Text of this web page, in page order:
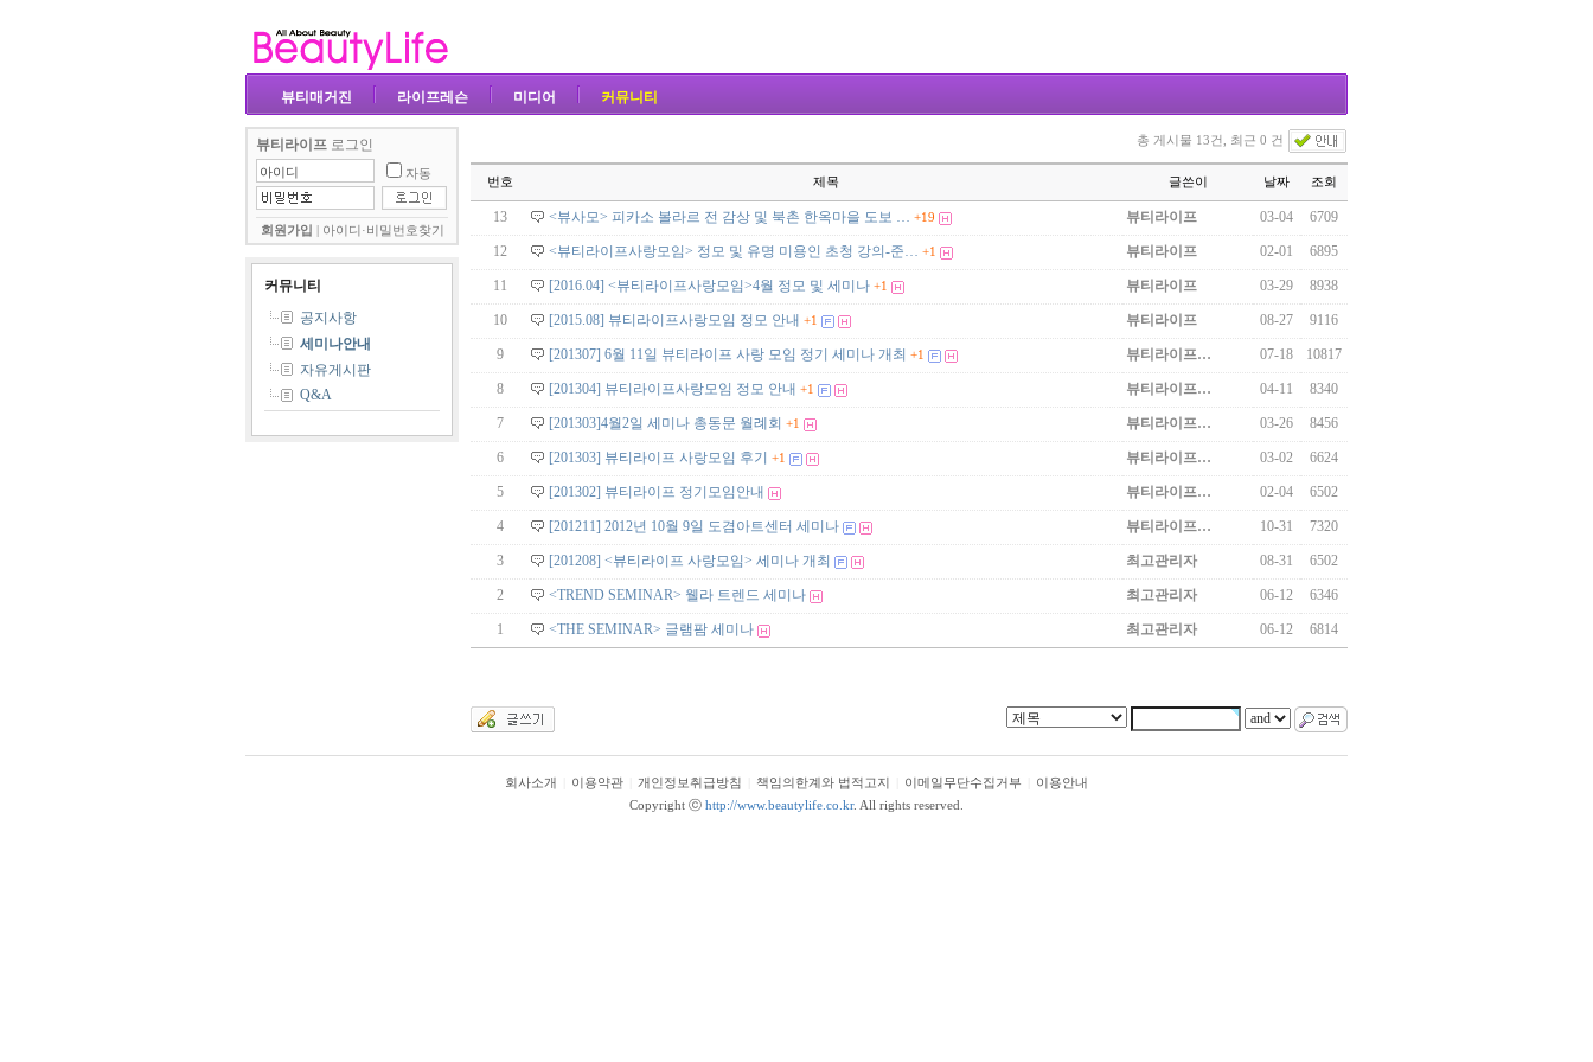
뷰티매거진 라이프레슨 미디어 커뮤니티
뷰티라이프 로그인
자동
회원가입 아이디·비밀번호찾기
커뮤니티
공지사항
세미나안내
자유게시판
Q&A
총 게시물 13건, 최근 0 건
번호 제목 글쓴이 날짜 조회
13 <뷰사모> 피카소 볼라르 전 감상 및 북촌 한옥마을 도보 … +19 뷰티라이프 03-04 6709
12 <뷰티라이프사랑모임> 정모 및 유명 미용인 초청 강의-준… +1 뷰티라이프 02-01 6895
11 [2016.04] <뷰티라이프사랑모임>4월 정모 및 세미나 +1 뷰티라이프 03-29 8938
10 [2015.08] 뷰티라이프사랑모임 정모 안내 +1 뷰티라이프 08-27 9116
9 [201307] 6월 11일 뷰티라이프 사랑 모임 정기 세미나 개최 +1 뷰티라이프… 07-18 10817
8 [201304] 뷰티라이프사랑모임 정모 안내 +1 뷰티라이프… 04-11 8340
7 [201303]4월2일 세미나 총동문 월례회 +1 뷰티라이프… 03-26 8456
6 [201303] 뷰티라이프 사랑모임 후기 +1 뷰티라이프… 03-02 6624
5 [201302] 뷰티라이프 정기모임안내 뷰티라이프… 02-04 6502
4 [201211] 2012년 10월 9일 도겸아트센터 세미나 뷰티라이프… 10-31 7320
3 [201208] <뷰티라이프 사랑모임> 세미나 개최 최고관리자 08-31 6502
2 <TREND SEMINAR> 웰라 트렌드 세미나 최고관리자 06-12 6346
1 <THE SEMINAR> 글램팜 세미나 최고관리자 06-12 6814
회사소개 이용약관 개인정보취급방침 책임의한계와 법적고지 이메일무단수집거부
이용안내
Copyright ⓒ http://www.beautylife.co.kr. All rights reserved.